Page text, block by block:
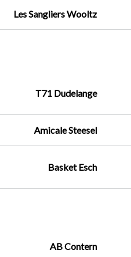
Les Sangliers Wooltz
T71 Dudelange
Amicale Steesel
Basket Esch
AB Contern